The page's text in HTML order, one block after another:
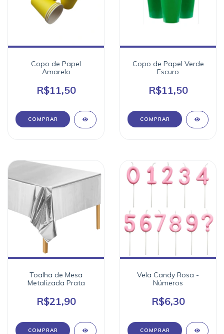
Copo de Papel
Amarelo
R$11,50
Copo de Papel Verde
Escuro
R$11,50
Toalha de Mesa
Metalizada Prata
R$21,90
Vela Candy Rosa -
Números
R$6,30
COMPRAR